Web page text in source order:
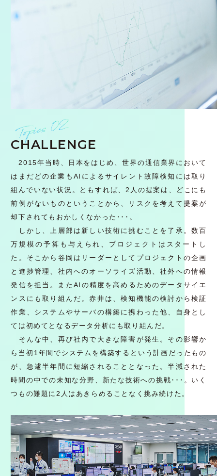
CHALLENGE
2015年当時、日本をはじめ、世界の通信業界において
はまだどの企業もAIによるサイレント故障検知には取り
組んでいない状況。ともすれば、2人の提案は、どこにも
前例がないものということから、リスクを考えて提案が
却下されてもおかしくなかった･･･。
しかし、上層部は新しい技術に挑むことを了承。数百
万規模の予算も与えられ、プロジェクトはスタートし
た。そこから谷岡はリーダーとしてプロジェクトの企画
と進捗管理、社内へのオーソライズ活動、社外への情報
発信を担当。またAIの精度を高めるためのデータサイエ
ンスにも取り組んだ。赤井は、検知機能の検討から検証
作業、システムやサーバの構築に携わった他、自身とし
ては初めてとなるデータ分析にも取り組んだ。
そんな中、再び社内で大きな障害が発生。その影響か
ら当初1年間でシステムを構築するという計画だったもの
が、急遽半年間に短縮されることとなった。半減された
時間の中での未知な分野、新たな技術への挑戦･･･。いく
つもの難題に2人はあきらめることなく挑み続けた。